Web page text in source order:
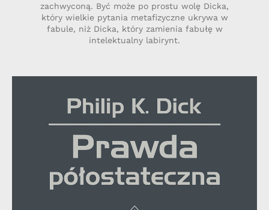
zachwyconą. Być może po prostu wolę Dicka,
który wielkie pytania metafizyczne ukrywa w
fabule, niż Dicka, który zamienia fabułę w
intelektualny labirynt.